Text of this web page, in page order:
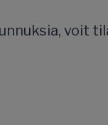
voit